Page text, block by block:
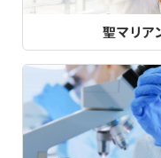
聖マリア